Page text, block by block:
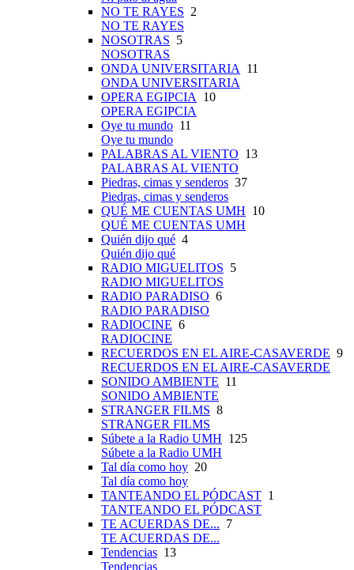
NO TE RAYES 2
NO TE RAYES
NOSOTRAS 5
NOSOTRAS
ONDA UNIVERSITARIA 11
ONDA UNIVERSITARIA
OPERA EGIPCIA 10
OPERA EGIPCIA
Oye tu mundo 11
Oye tu mundo
PALABRAS AL VIENTO 13
PALABRAS AL VIENTO
Piedras, cimas y senderos 37
Piedras, cimas y senderos
QUÉ ME CUENTAS UMH 10
QUÉ ME CUENTAS UMH
Quién dijo qué 4
Quién dijo qué
RADIO MIGUELITOS 5
RADIO MIGUELITOS
RADIO PARADISO 6
RADIO PARADISO
RADIOCINE 6
RADIOCINE
RECUERDOS EN EL AIRE-CASAVERDE 9
RECUERDOS EN EL AIRE-CASAVERDE
SONIDO AMBIENTE 11
SONIDO AMBIENTE
STRANGER FILMS 8
STRANGER FILMS
Súbete a la Radio UMH 125
Súbete a la Radio UMH
Tal día como hoy 20
Tal día como hoy
TANTEANDO EL PÓDCAST 1
TANTEANDO EL PÓDCAST
TE ACUERDAS DE... 7
TE ACUERDAS DE...
Tendencias 13
Tendencias